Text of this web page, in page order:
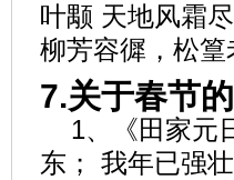
叶颙 天地风霜
柳芳容徲，松
7.关于春节
1、《田家元
东； 我年已强